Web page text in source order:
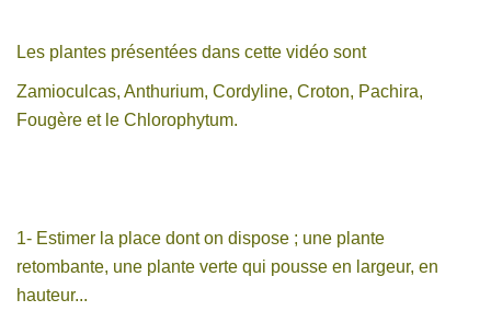
Les plantes présentées dans cette vidéo sont
Zamioculcas, Anthurium, Cordyline, Croton, Pachira,
Fougère et le Chlorophytum.
1- Estimer la place dont on dispose ; une plante
retombante, une plante verte qui pousse en largeur, en
hauteur...